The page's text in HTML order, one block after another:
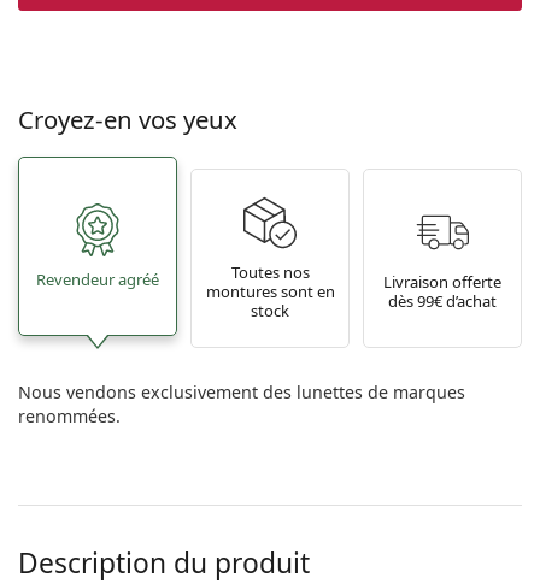
Croyez-en vos yeux
Revendeur agréé
Toutes nos
montures sont en
stock
Livraison offerte
dès 99€ d’achat
Nous vendons exclusivement des lunettes de marques
renommées.
Description du produit